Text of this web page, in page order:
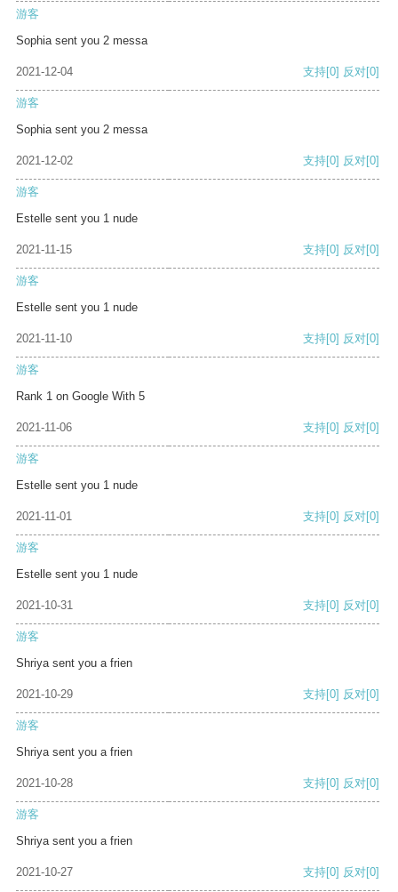
游客
Sophia sent you 2 messa
2021-12-04 支持[0] 反对[0]
游客
Sophia sent you 2 messa
2021-12-02 支持[0] 反对[0]
游客
Estelle sent you 1 nude
2021-11-15 支持[0] 反对[0]
游客
Estelle sent you 1 nude
2021-11-10 支持[0] 反对[0]
游客
Rank 1 on Google With 5
2021-11-06 支持[0] 反对[0]
游客
Estelle sent you 1 nude
2021-11-01 支持[0] 反对[0]
游客
Estelle sent you 1 nude
2021-10-31 支持[0] 反对[0]
游客
Shriya sent you a frien
2021-10-29 支持[0] 反对[0]
游客
Shriya sent you a frien
2021-10-28 支持[0] 反对[0]
游客
Shriya sent you a frien
2021-10-27 支持[0] 反对[0]